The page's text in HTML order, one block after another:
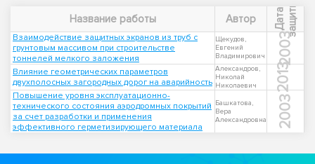
Название работы Автор Д
а
т
а
з
а
щ
и
т ы
Взаимодействие защитных экранов из труб с
грунтовым массивом при строительстве
тоннелей мелкого заложения
Щекудов,
Евгений
Владимирович
2003
Влияние геометрических параметров
двухполосных загородных дорог на аварийность
Александров,
Николай
Николаевич
2013
Повышение уровня эксплуатационно-
технического состояния аэродромных покрытий
за счет разработки и применения
эффективного герметизирующего материала
Башкатова,
Вера
Александровна
2003